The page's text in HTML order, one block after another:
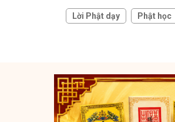
Lời Phật dạy Phật học